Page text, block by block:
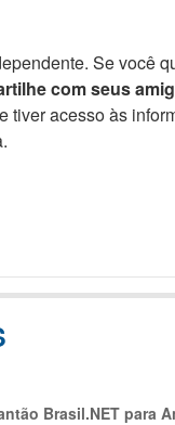
Se você
com seus
tiver acesso às
Brasil.NET para